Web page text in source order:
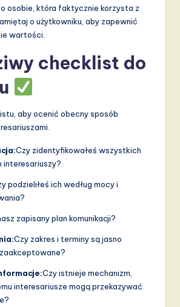
osobie, która faktycznie korzysta z
o użytkowniku, aby zapewnić
wartości.
checklist do
aby ocenić obecny sposób
Czy zidentyfikowałeś wszystkich
interesariuszy?
podzieliłeś ich według mocy i
zapisany plan komunikacji?
Czy zakres i terminy są jasno
Czy istnieje mechanizm,
interesariusze mogą przekazywać